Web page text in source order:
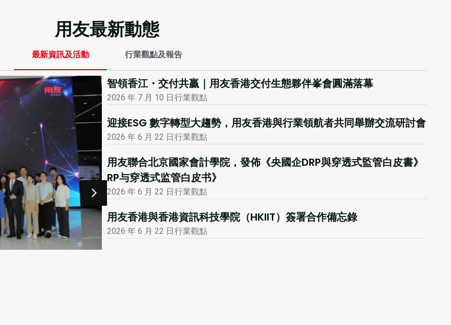
用友最新動態
最新資訊及活動 行業觀點及報告
智領香江・交付共贏｜用友香港交付生態夥伴峯會圓滿落幕
2026 年 7 月 10 日 行業觀點
迎接ESG 數字轉型大趨勢，用友香港與行業領航者共同舉辦交流研討會
2026 年 6 月 22 日 行業觀點
用友聯合北京國家會計學院，發佈《央國企DRP與穿透式監管白皮書》
RP与穿透式监管白皮书》
2026 年 6 月 22 日 行業觀點
用友香港與香港資訊科技學院（HKIIT）簽署合作備忘錄
2026 年 6 月 22 日 行業觀點